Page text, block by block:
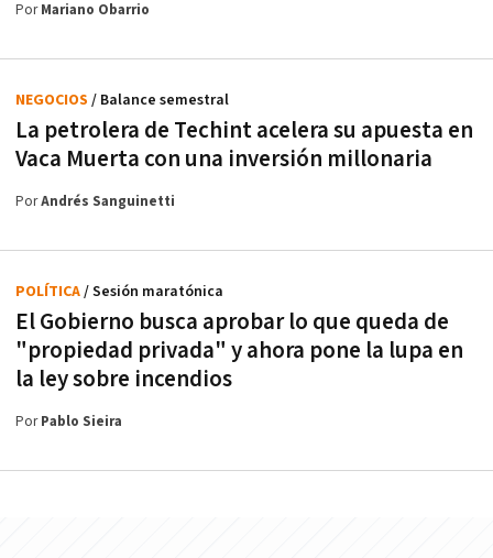
PorMariano Obarrio
La petrolera de Techint acelera su apuesta en
Vaca Muerta con una inversión millonaria
NEGOCIOS / Balance semestral
PorAndrés Sanguinetti
El Gobierno busca aprobar lo que queda de
"propiedad privada" y ahora pone la lupa en
la ley sobre incendios
POLÍTICA/ Sesión maratónica
PorPablo Sieira